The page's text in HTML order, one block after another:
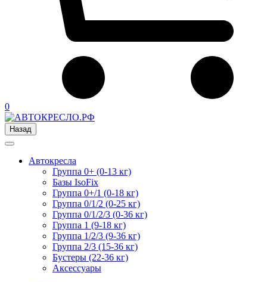
0
Назад
Автокресла
Группа 0+ (0-13 кг)
Базы IsoFix
Группа 0+/1 (0-18 кг)
Группа 0/1/2 (0-25 кг)
Группа 0/1/2/3 (0-36 кг)
Группа 1 (9-18 кг)
Группа 1/2/3 (9-36 кг)
Группа 2/3 (15-36 кг)
Бустеры (22-36 кг)
Аксессуары